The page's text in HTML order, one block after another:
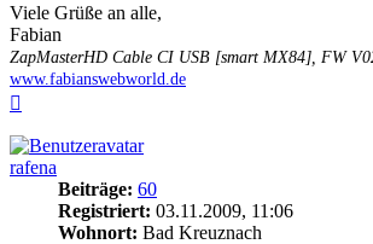
Viele Grüße an alle,
Fabian
ZapMasterHD Cable CI USB [smart MX84], FW
www.fabianswebworld.de
rafena
Beiträge: 60
Registriert: 03.11.2009, 11:06
Wohnort: Bad Kreuznach